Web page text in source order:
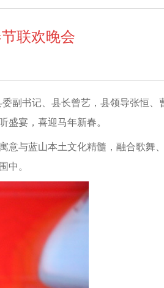
联欢晚会
副书记、县长曾艺，县领导张恒、
盛宴，喜迎马年新春。
意与蓝山本土文化精髓，融合歌舞
中。